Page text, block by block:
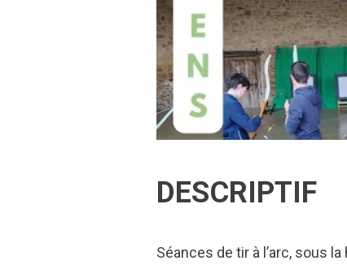
DESCRIPTIF
Séances de tir à l’arc, sous